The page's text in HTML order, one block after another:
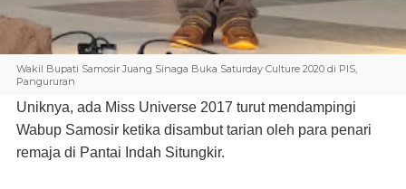
Wakil Bupati Samosir Juang Sinaga Buka Saturday Culture 2020 di PIS,
Pangururan
Uniknya, ada Miss Universe 2017 turut mendampingi
Wabup Samosir ketika disambut tarian oleh para penari
remaja di Pantai Indah Situngkir.